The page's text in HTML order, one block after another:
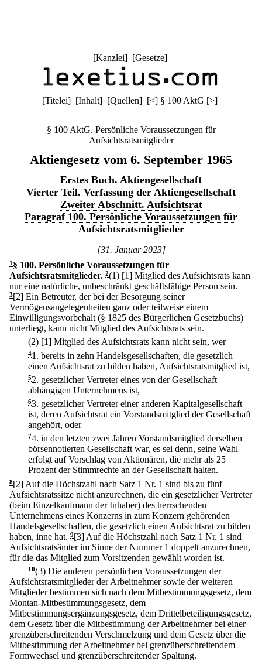
[Kanzlei] [Gesetze]
[Titelei] [Inhalt] [Quellen] [<] § 100 AktG [>]
§ 100 AktG. Persönliche Voraussetzungen für
Aufsichtsratsmitglieder
Aktiengesetz vom 6. September 1965
Erstes Buch. Aktiengesellschaft
Vierter Teil. Verfassung der Aktiengesellschaft
Zweiter Abschnitt. Aufsichtsrat
Paragraf 100. Persönliche Voraussetzungen für
Aufsichtsratsmitglieder
[31. Januar 2023]
1 § 100. Persönliche Voraussetzungen für
Aufsichtsratsmitglieder. 2(1) [1] Mitglied des Aufsichtsrats kann
nur eine natürliche, unbeschränkt geschäftsfähige Person sein.
3[2] Ein Betreuter, der bei der Besorgung seiner
Vermögensangelegenheiten ganz oder teilweise einem
Einwilligungsvorbehalt (§ 1825 des Bürgerlichen Gesetzbuchs)
unterliegt, kann nicht Mitglied des Aufsichtsrats sein.
(2) [1] Mitglied des Aufsichtsrats kann nicht sein, wer
41. bereits in zehn Handelsgesellschaften, die gesetzlich
einen Aufsichtsrat zu bilden haben, Aufsichtsratsmitglied ist,
52. gesetzlicher Vertreter eines von der Gesellschaft
abhängigen Unternehmens ist,
63. gesetzlicher Vertreter einer anderen Kapitalgesellschaft
ist, deren Aufsichtsrat ein Vorstandsmitglied der Gesellschaft
angehört, oder
74. in den letzten zwei Jahren Vorstandsmitglied derselben
börsennotierten Gesellschaft war, es sei denn, seine Wahl
erfolgt auf Vorschlag von Aktionären, die mehr als 25
Prozent der Stimmrechte an der Gesellschaft halten.
8[2] Auf die Höchstzahl nach Satz 1 Nr. 1 sind bis zu fünf
Aufsichtsratssitze nicht anzurechnen, die ein gesetzlicher Vertreter
(beim Einzelkaufmann der Inhaber) des herrschenden
Unternehmens eines Konzerns in zum Konzern gehörenden
Handelsgesellschaften, die gesetzlich einen Aufsichtsrat zu bilden
haben, inne hat. 9[3] Auf die Höchstzahl nach Satz 1 Nr. 1 sind
Aufsichtsratsämter im Sinne der Nummer 1 doppelt anzurechnen,
für die das Mitglied zum Vorsitzenden gewählt worden ist.
10(3) Die anderen persönlichen Voraussetzungen der
Aufsichtsratsmitglieder der Arbeitnehmer sowie der weiteren
Mitglieder bestimmen sich nach dem Mitbestimmungsgesetz, dem
Montan-Mitbestimmungsgesetz, dem
Mitbestimmungsergänzungsgesetz, dem Drittelbeteiligungsgesetz,
dem Gesetz über die Mitbestimmung der Arbeitnehmer bei einer
grenzüberschreitenden Verschmelzung und dem Gesetz über die
Mitbestimmung der Arbeitnehmer bei grenzüberschreitendem
Formwechsel und grenzüberschreitender Spaltung.